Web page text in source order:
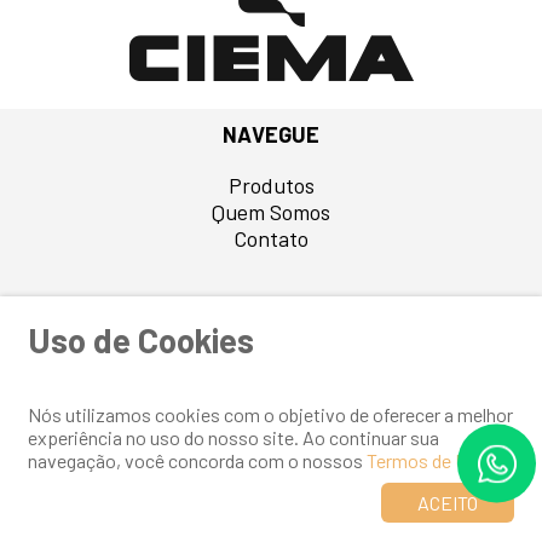
FERRAMENTAS
NAVEGUE
Produtos
Quem Somos
Contato
Uso de Cookies
Nós utilizamos cookies com o objetivo de oferecer a melhor
experiência no uso do nosso site. Ao continuar sua
navegação, você concorda com o nossos Termos de Uso.
ACEITO